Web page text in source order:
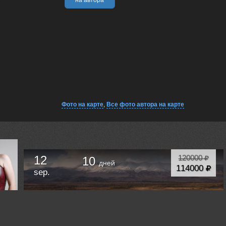
Фото на карте, Все фото автора на карте
120000
114000
12
sep.
10 дней